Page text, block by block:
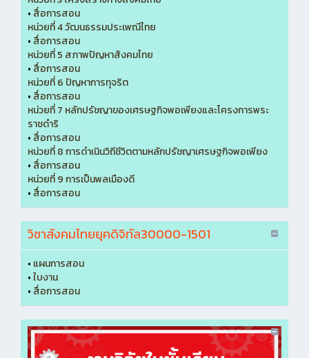
• สื่อการสอน
หน่วยที่ 4 วัฒนธรรมประเพณีไทย
• สื่อการสอน
หน่วยที่ 5 สภาพปัญหาสังคมไทย
• สื่อการสอน
หน่วยที่ 6 ปัญหาการทุจริต
• สื่อการสอน
หน่วยที่ 7 หลักปรัชญาของเศรษฐกิจพอเพียงและโครงการพระ
ราชดำริ
• สื่อการสอน
หน่วยที่ 8 การดำเนินวิถีชีวิตตามหลักปรัชญาเศรษฐกิจพอเพียง
• สื่อการสอน
หน่วยที่ 9 การเป็นพลเมืองดี
• สื่อการสอน
วิชาสังคมไทยยุคดิจิทัล30000-1501
• แผนการสอน
•ใบงาน
• สื่อการสอน